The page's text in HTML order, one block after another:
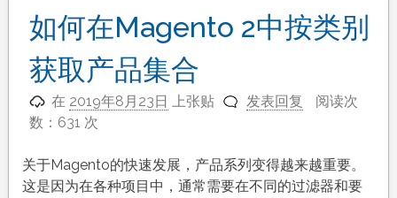
如何在Magento 2中按类别
获取产品集合
在 2019年8月23日 上张贴 发表回复
阅读次
数：631 次
关于Magento的快速发展，产品系列变得越来越重要。
这是因为在各种项目中，通常需要在不同的过滤器和要